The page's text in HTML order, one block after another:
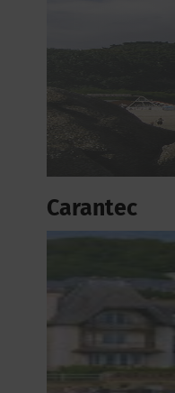
Carantec